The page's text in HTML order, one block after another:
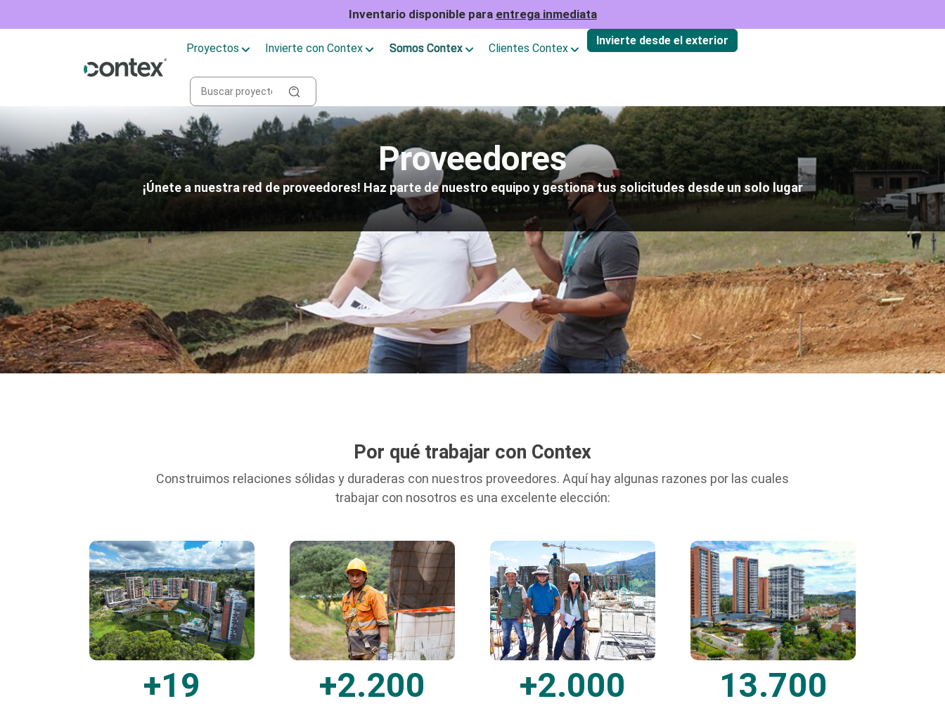
Inventario disponible para entrega inmediata
Proyectos Invierte con Contex Somos Contex Clientes Contex
Invierte desde el exterior
Proveedores
¡Únete a nuestra red de proveedores! Haz parte de nuestro equipo y gestiona tus solicitudes desde un solo lugar
Por qué trabajar con Contex
Construimos relaciones sólidas y duraderas con nuestros proveedores. Aquí hay algunas razones por las cuales
trabajar con nosotros es una excelente elección:
+19 +2.200 +2.000 13.700